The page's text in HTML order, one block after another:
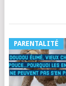
PARENTALITÉ